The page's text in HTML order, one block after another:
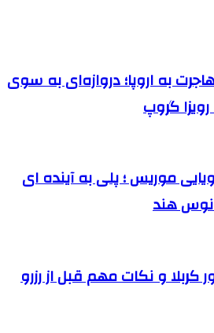
به اروپا؛ دروازه‌ای به سوی
گروپ
موریس ؛ پلی به آینده ‌ای
‌هند
کربلا و نکات مهم قبل از رزرو